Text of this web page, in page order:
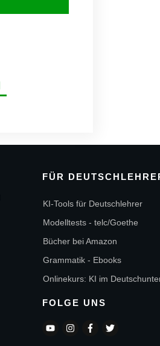
FÜR
KI-Tools für Deutschlehrer
Modelltests - telc/Goethe
Bücher bei Amazon
Grammatik - Ebooks
Onlinekurs: KI im
FOLGE UNS